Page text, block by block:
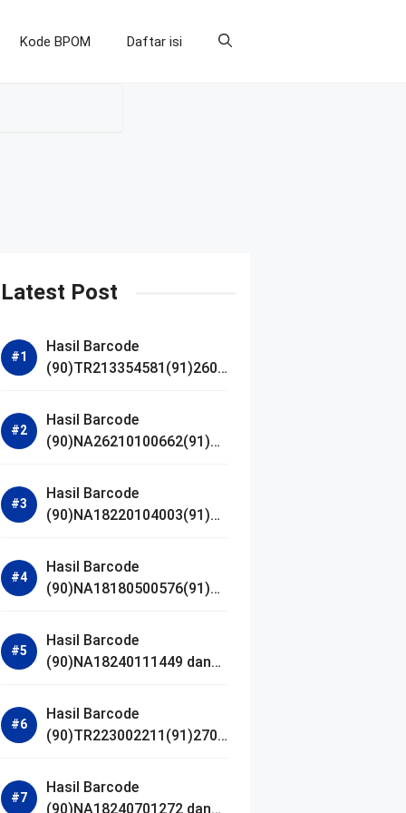
Kode BPOM Daftar isi
Latest Post
Hasil Barcode
(90)TR213354581(91)2607
Hasil Barcode
(90)NA26210100662(91)24
Hasil Barcode
(90)NA18220104003(91)25
Hasil Barcode
(90)NA18180500576(91)21
Hasil Barcode
(90)NA18240111449 dan
Hasil Barcode
(90)TR223002211(91)2701
Hasil Barcode
(90)NA18240701272 dan